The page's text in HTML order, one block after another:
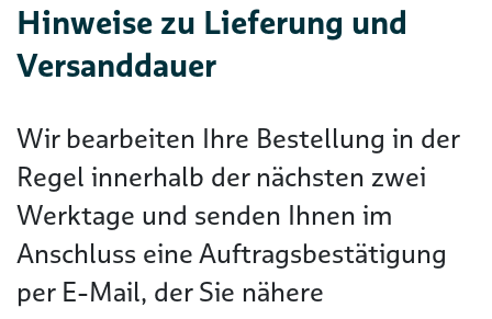
Hinweise zu Lieferung und
Versanddauer
Wir bearbeiten Ihre Bestellung in der
Regel innerhalb der nächsten zwei
Werktage und senden Ihnen im
Anschluss eine Auftragsbestätigung
per E-Mail, der Sie nähere